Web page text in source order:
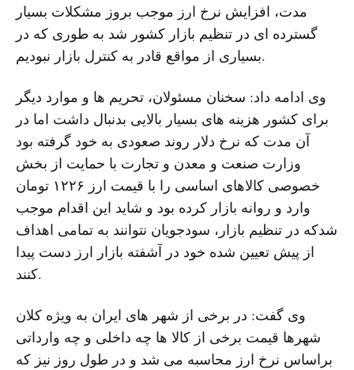
مدت، افزایش نرخ ارز موجب بروز مشکلات بسیار
گسترده ای در تنظیم بازار کشور شد به طوری که در
بسیاری از مواقع قادر به کنترل بازار نبودیم.
وی ادامه داد: سخنان مسئولان، تحریم ها و موارد دیگر
برای کشور هزینه های بسیار بالایی بدنبال داشت اما در
آن مدت که نرخ دلار روند صعودی به خود گرفته بود
وزارت صنعت و معدن و تجارت با حمایت از بخش
خصوصی کالاهای اساسی را با قیمت ارز ۱۲۲۶ تومان
وارد و روانه بازار کرده بود و شاید این اقدام موجب
شدکه در تنظیم بازار، سودجویان نتوانند به تمامی اهداف
از پیش تعیین شده خود در آشفته بازار ارز دست پیدا
کنند.
وی گفت: در برخی از شهر های ایران به ویژه کلان
شهرها قیمت برخی از کالا ها چه داخلی و چه وارداتی
براساس نرخ ارز محاسبه می شد و در طول روز نیز که